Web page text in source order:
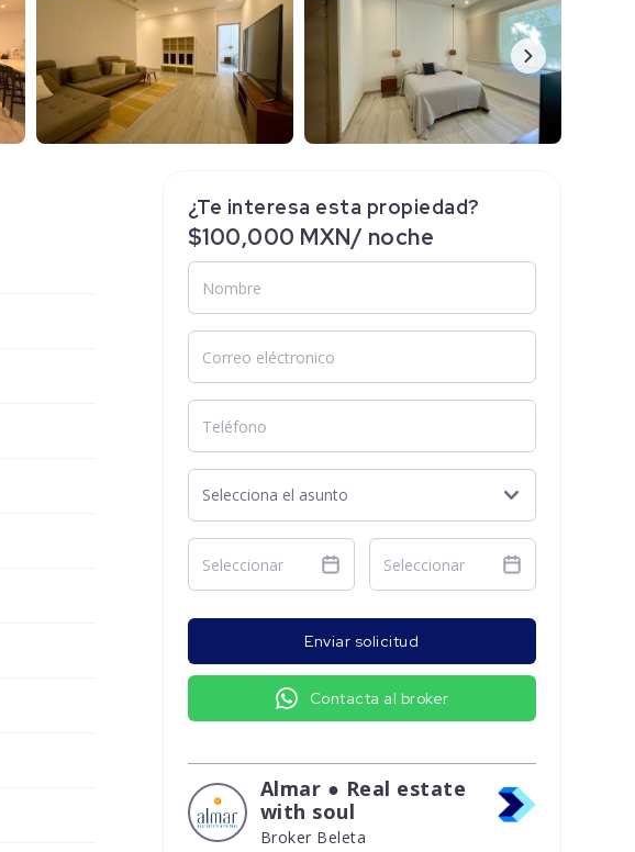
¿Te interesa esta propiedad?
$100,000 MXN/ noche
Enviar solicitud
Contacta al broker
Almar ● Real estate
with soul
Broker Beleta